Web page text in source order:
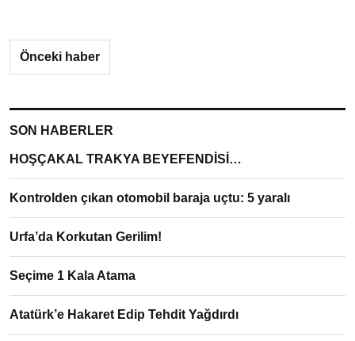
Önceki haber
SON HABERLER
HOŞÇAKAL TRAKYA BEYEFENDİSİ…
Kontrolden çıkan otomobil baraja uçtu: 5 yaralı
Urfa’da Korkutan Gerilim!
Seçime 1 Kala Atama
Atatürk’e Hakaret Edip Tehdit Yağdırdı